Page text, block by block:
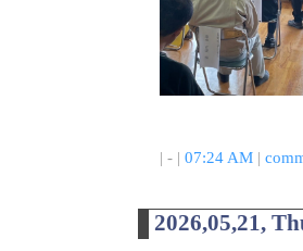
| - | 07:24 AM|
2026,05,21,